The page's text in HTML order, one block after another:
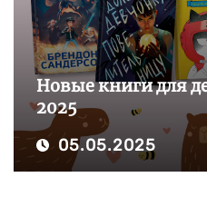
Новые книги для
2025
05.05.2025